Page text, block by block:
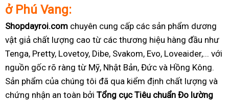
ở Phú Vang:
Shopdayroi.com chuyên cung cấp các sản phẩm dương
vật giả chất lượng cao từ các thương hiệu hàng đầu như
Tenga, Pretty, Lovetoy, Dibe, Svakom, Evo, Loveaider,... với
nguồn gốc rõ ràng từ Mỹ, Nhật Bản, Đức và Hồng Kông.
Sản phẩm của chúng tôi đã qua kiểm định chất lượng và
chứng nhận an toàn bởi Tổng cục Tiêu chuẩn Đo lường